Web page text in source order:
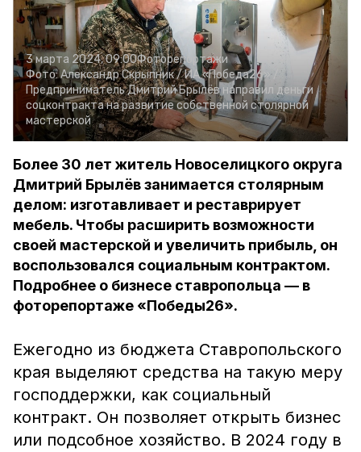
3 марта 2024, 09:00Фоторепортажи
Фото:Александр Скрыпник /ИА «Победа26» /
Предприниматель Дмитрий Брылёв направил деньги
соцконтракта на развитие собственной столярной
мастерской
Более 30 лет житель Новоселицкого округа
Дмитрий Брылёв занимается столярным
делом: изготавливает и реставрирует
мебель. Чтобы расширить возможности
своей мастерской и увеличить прибыль, он
воспользовался социальным контрактом.
Подробнее о бизнесе ставропольца — в
фоторепортаже «Победы26».
Ежегодно из бюджета Ставропольского
края выделяют средства на такую меру
господдержки, как социальный
контракт. Он позволяет открыть бизнес
или подсобное хозяйство. В 2024 году в